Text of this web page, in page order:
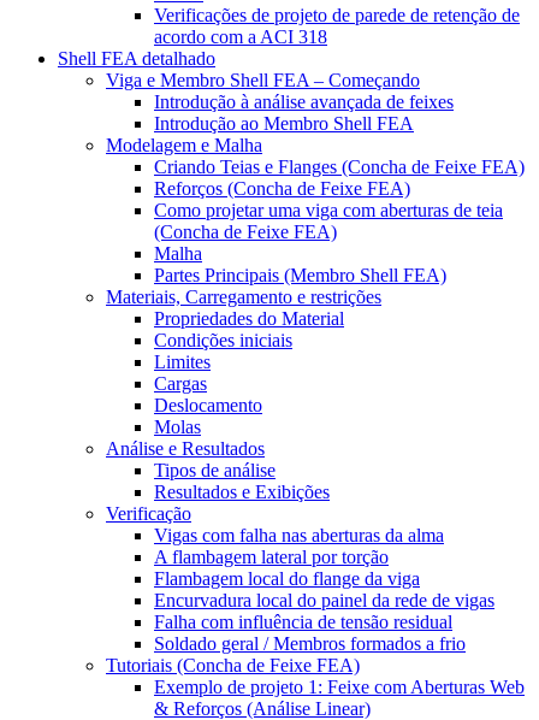
Verificações de projeto de parede de retenção de
acordo com a ACI 318
Shell FEA detalhado
Viga e Membro Shell FEA – Começando
Introdução à análise avançada de feixes
Introdução ao Membro Shell FEA
Modelagem e Malha
Criando Teias e Flanges (Concha de Feixe FEA)
Reforços (Concha de Feixe FEA)
Como projetar uma viga com aberturas de teia
(Concha de Feixe FEA)
Malha
Partes Principais (Membro Shell FEA)
Materiais, Carregamento e restrições
Propriedades do Material
Condições iniciais
Limites
Cargas
Deslocamento
Molas
Análise e Resultados
Tipos de análise
Resultados e Exibições
Verificação
Vigas com falha nas aberturas da alma
A flambagem lateral por torção
Flambagem local do flange da viga
Encurvadura local do painel da rede de vigas
Falha com influência de tensão residual
Soldado geral / Membros formados a frio
Tutoriais (Concha de Feixe FEA)
Exemplo de projeto 1: Feixe com Aberturas Web
& Reforços (Análise Linear)